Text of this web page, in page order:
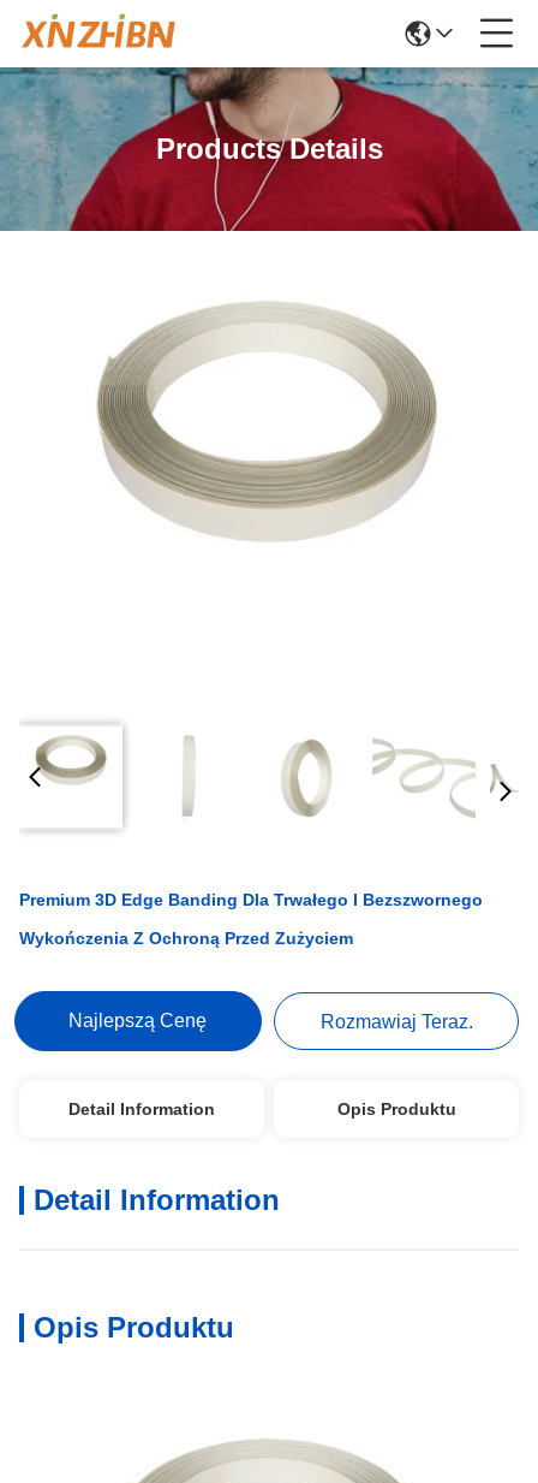
Products Details
Premium 3D Edge Banding Dla Trwałego I Bezszwornego
Wykończenia Z Ochroną Przed Zużyciem
Najlepszą Cenę Rozmawiaj Teraz.
Detail Information Opis Produktu
Detail Information
Opis Produktu